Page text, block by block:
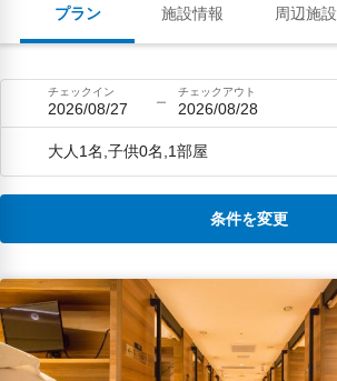
プラン 施設情報 周辺施設
チェックイン
2026/08/27
チェックアウト
2026/08/28
大人1名,子供0名,1部屋
条件を変更